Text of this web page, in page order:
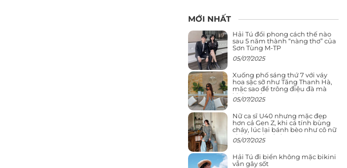
MỚI NHẤT
Hải Tú đổi phong cách thế nào
sau 5 năm thành “nàng thơ” của
Sơn Tùng M-TP
05/07/2025
Xuống phố sáng thứ 7 với váy
hoa sặc sỡ như Tăng Thanh Hà,
mặc sao để trông điệu đà mà
không sến
05/07/2025
Nữ ca sĩ U40 nhưng mặc đẹp
hơn cả Gen Z, khi cá tính bùng
cháy, lúc lại bánh bèo như cô nữ
chính ngôn tình
05/07/2025
Hải Tú đi biển không mặc bikini
vẫn gây sốt